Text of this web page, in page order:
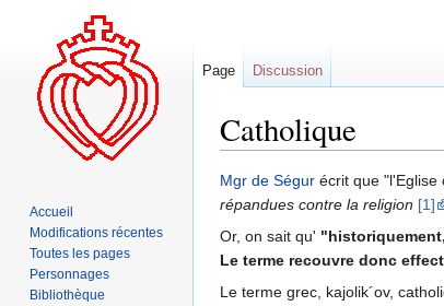
Catholique
Aller
à
la
navigation
Aller
à
la
recherche
Mgr de Ségur écrit que "l'Eglise
répandues contre la religion [1]
Or, on sait qu'
Le terme recouvre donc
Le terme grec, kajolik´ov,
Page Discussion
Accueil
Modifications récentes
Toutes les pages
Personnages
Bibliothèque